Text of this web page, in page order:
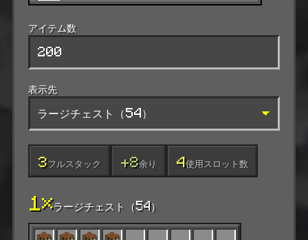
アイテム数
表示先
3フルスタック +8余り 4使用スロット数
1×ラージチェスト（54）